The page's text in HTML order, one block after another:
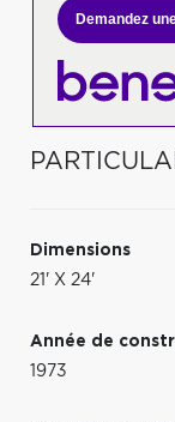
Demandez
Dimensions
21' X 24'
Année de
1973